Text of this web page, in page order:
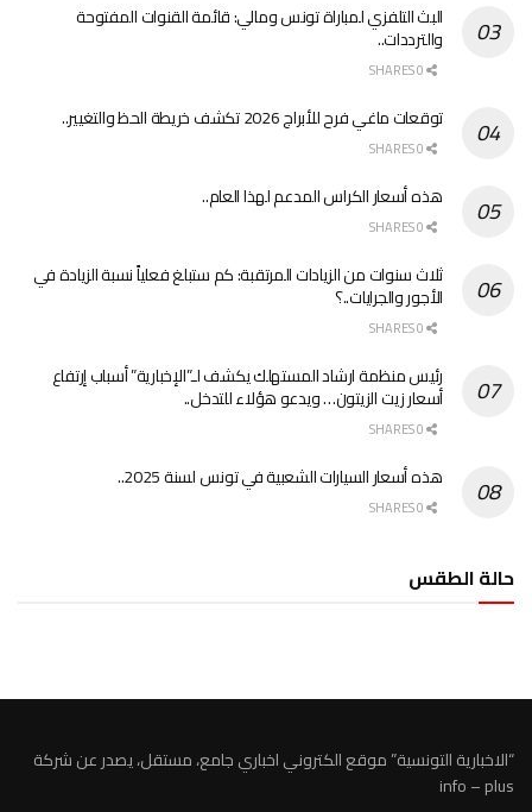
البث التلفزي لمباراة تونس ومالي: قائمة القنوات المفتوحة
والترددات..
توقعات ماغي فرح للأبراج 2026 تكشف خريطة الحظ والتغيير..
هذه أسعار الكراس المدعم لهذا العام..
ثلاث سنوات من الزيادات المرتقبة: كم ستبلغ فعلياً نسبة الزيادة في
الأجور والجرايات..؟
رئيس منظمة ارشاد المستهلك يكشف لـ”الإخبارية” أسباب إرتفاع
أسعار زيت الزيتون… ويدعو هؤلاء للتدخل..
هذه أسعار السيارات الشعبية في تونس لسنة 2025..
حالة الطقس
“الاخبارية التونسية” موقع الكتروني اخباري جامع، مستقل، يصدر عن شركة
info – plus